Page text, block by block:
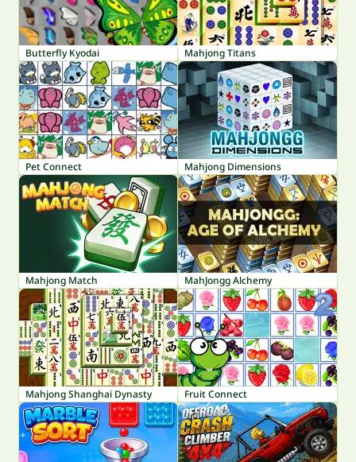
Butterfly Kyodai Mahjong Titans
Pet Connect Mahjong Dimensions
Mahjong Match MahJongg Alchemy
Mahjong Shanghai Dynasty Fruit Connect